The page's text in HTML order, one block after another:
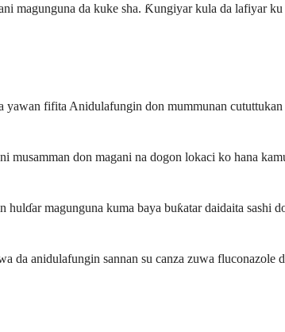
magunguna da kuke sha. Ƙungiyar kula da lafiyar
fifita Anidulafungin don mummunan cututtukan
musamman don magani na dogon lokaci ko hana
magunguna kuma baya buƙatar daidaita sashi
anidulafungin sannan su canza zuwa fluconazole